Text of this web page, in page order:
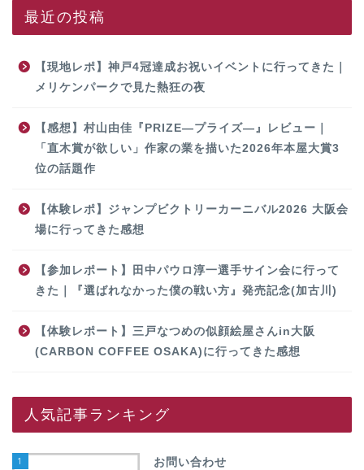
最近の投稿
【現地レポ】神戸4冠達成お祝いイベントに行ってきた｜
メリケンパークで見た熱狂の夜
【感想】村山由佳『PRIZE―プライズ―』レビュー｜
「直木賞が欲しい」作家の業を描いた2026年本屋大賞3
位の話題作
【体験レポ】ジャンプビクトリーカーニバル2026 大阪会
場に行ってきた感想
【参加レポート】田中パウロ淳一選手サイン会に行って
きた｜『選ばれなかった僕の戦い方』発売記念(加古川)
【体験レポート】三戸なつめの似顔絵屋さんin大阪
(CARBON COFFEE OSAKA)に行ってきた感想
人気記事ランキング
1 お問い合わせ